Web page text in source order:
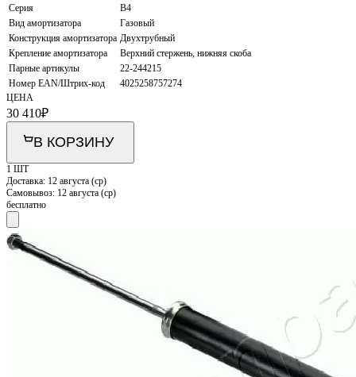
Серия
B4
Вид амортизатора
Газовый
Конструкция амортизатора Двухтрубный
Крепление амортизатора
Верхний стержень, нижняя скоба
Парные артикулы
22-244215
Номер EAN/Штрих-код
4025258757274
ЦЕНА
30 410₽
В КОРЗИНУ
1 ШТ
Доставка: 12 августа (ср)
Самовывоз: 12 августа (ср)
бесплатно